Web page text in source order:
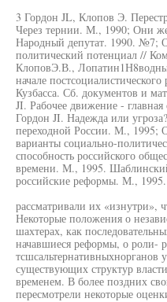
3 Гордон JL, Клопов Э.
Через тернии. М., 1990; Они
Народный депутат. 1990. №7;
политический потенциал //
КлоповЭ.В.,
начале
Кузбасса. Сб. документов и
JI. Рабочее движение -
Гордон JI. Надежда или
переходной России. М., 1995;
варианты социально-
способность российского
времени. М., 1995.
российские реформы. М., 1995.
рассматривали их «изнутри»,
Некоторые положения о
шахтерах, как
начавшиеся реформы, о роли-
тсшсальтернативныхнорганов
существующих структур
временем. В более поздних
пересмотрели некоторые